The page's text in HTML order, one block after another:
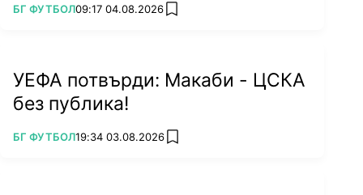
ПОВЕЧЕ ОТ
БГ ФУТБОЛ09:17 04.08.2026 add favorites
УЕФА потвърди: Макаби - ЦСКА
без публика!
ПОВЕЧЕ ОТ
БГ ФУТБОЛ19:34 03.08.2026 add favorites